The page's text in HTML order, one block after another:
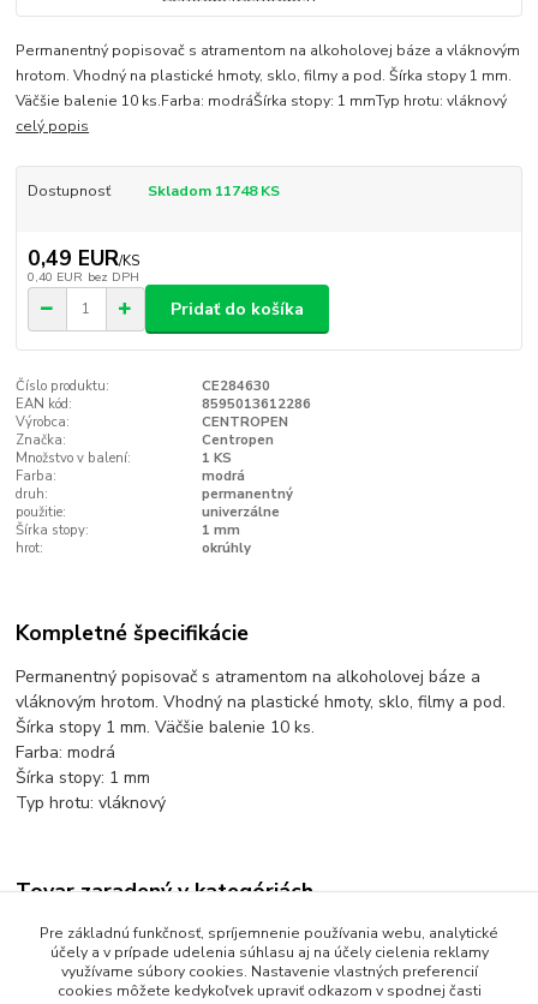
Permanentný popisovač s atramentom na alkoholovej báze a vláknovým
hrotom. Vhodný na plastické hmoty, sklo, filmy a pod. Šírka stopy 1 mm.
Väčšie balenie 10 ks.Farba: modráŠírka stopy: 1 mmTyp hrotu: vláknový
celý popis
Dostupnosť Skladom 11748 KS
0,49 EUR/KS
0,40 EUR bez DPH
Pridať do košíka
Číslo produktu:
CE284630
EAN kód:
8595013612286
Výrobca:
CENTROPEN
Značka:
Centropen
Množstvo v balení:
1 KS
Farba:
modrá
druh:
permanentný
použitie:
univerzálne
Šírka stopy:
1 mm
hrot:
okrúhly
Kompletné špecifikácie
Permanentný popisovač s atramentom na alkoholovej báze a
vláknovým hrotom. Vhodný na plastické hmoty, sklo, filmy a pod.
Šírka stopy 1 mm. Väčšie balenie 10 ks.
Farba: modrá
Šírka stopy: 1 mm
Typ hrotu: vláknový
Tovar zaradený v kategóriách
Písanie a popisovanie
Popisovače permanentné
Pre základnú funkčnosť, spríjemnenie používania webu, analytické
účely a v prípade udelenia súhlasu aj na účely cielenia reklamy
využívame súbory cookies. Nastavenie vlastných preferencií
cookies môžete kedykoľvek upraviť odkazom v spodnej časti